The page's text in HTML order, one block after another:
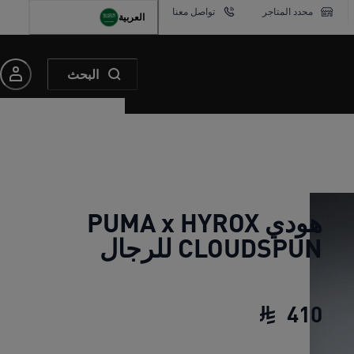
محدد المتاجر تواصل معنا العربية
البحث
هودي PUMA x HYROX
CLOUDSPUN للرجال
410